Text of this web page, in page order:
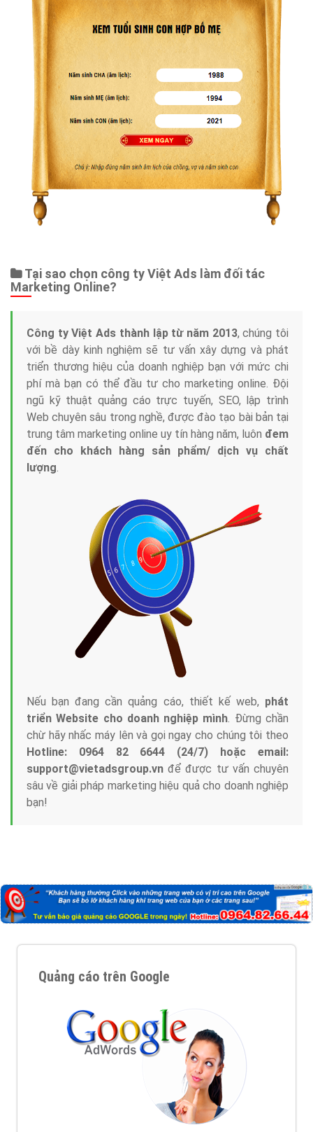
Tại sao chọn công ty Việt Ads làm đối tác
Marketing Online?
Công ty Việt Ads thành lập từ năm 2013, chúng tôi
với bề dày kinh nghiệm sẽ tư vấn xây dựng và phát
triển thương hiệu của doanh nghiệp bạn với mức chi
phí mà bạn có thể đầu tư cho marketing online. Đội
ngũ kỹ thuật quảng cáo trực tuyến, SEO, lập trình
Web chuyên sâu trong nghề, được đào tạo bài bản tại
trung tâm marketing online uy tín hàng năm, luôn đem
đến cho khách hàng sản phẩm/ dịch vụ chất
lượng.
Nếu bạn đang cần quảng cáo, thiết kế web, phát
triển Website cho doanh nghiệp mình. Đừng chần
chừ hãy nhấc máy lên và gọi ngay cho chúng tôi theo
Hotline: 0964 82 6644 (24/7) hoặc email:
support@vietadsgroup.vn để được tư vấn chuyên
sâu về giải pháp marketing hiệu quả cho doanh nghiệp
bạn!
Quảng cáo trên Google